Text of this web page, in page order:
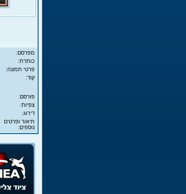
מפרסם:
כותרת:
פרטי תמונה:
קוד:
פורסם:
צפיות:
דירוג:
תיאור ופרטים
נוספים: